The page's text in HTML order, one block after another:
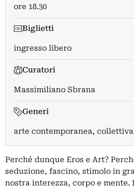
ore 18.30
Biglietti
ingresso libero
Curatori
Massimiliano Sbrana
Generi
arte contemporanea, collettiva
Perché dunque Eros e Art?
seduzione, fascino, stimolo in
nostra interezza, corpo e mente.